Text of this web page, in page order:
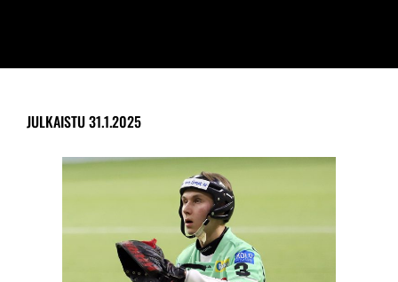
JULKAISTU31.1.2025